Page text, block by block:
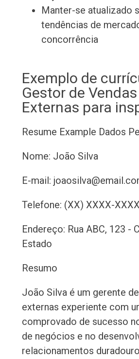
Manter-se atualizado
tendências de
concorrência
Exemplo de
Gestor de Vendas
Externas para
Resume Example Dados
Nome: João Silva
E-mail:
Telefone: (XX) XXXX-XXXX
Endereço: Rua ABC, 123 -
Estado
Resumo
João Silva é um gerente
externas experiente com
comprovado de sucesso
de negócios e no
relacionamentos